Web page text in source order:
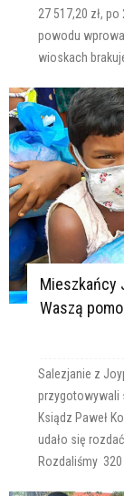
27 517,20 zł,
powodu
wioskach
Mieszkańcy
Waszą
Salezjanie z
przygotowywali
Ksiądz Paweł
udało się
Rozdaliśmy 320